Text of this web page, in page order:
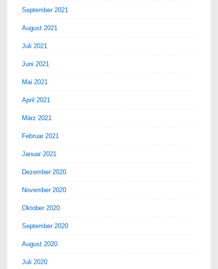
September 2021
August 2021
Juli 2021
Juni 2021
Mai 2021
April 2021
März 2021
Februar 2021
Januar 2021
Dezember 2020
November 2020
Oktober 2020
September 2020
August 2020
Juli 2020